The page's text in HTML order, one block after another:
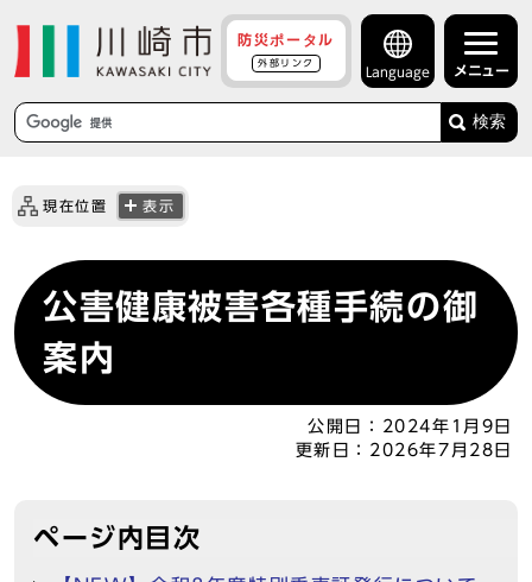
防災ポータル
外部リンク
Language メニュー
検索
現在位置 表示
公害健康被害各種手続の御
案内
公開日：
2024年1月9日
更新日： 2026年7月28日
ページ内目次